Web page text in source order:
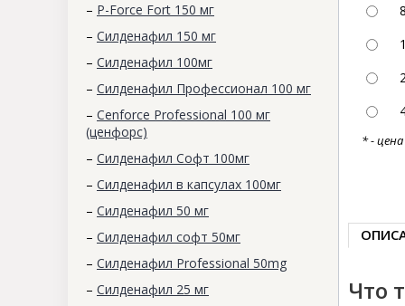
– P-Force Fort 150 мг
– Силденафил 150 мг
– Силденафил 100мг
– Силденафил Профессионал 100 мг
– Cenforce Professional 100 мг
(ценфорс)
– Силденафил Софт 100мг
– Силденафил в капсулах 100мг
– Силденафил 50 мг
– Силденафил софт 50мг
– Силденафил Professional 50mg
– Силденафил 25 мг
* -
Что